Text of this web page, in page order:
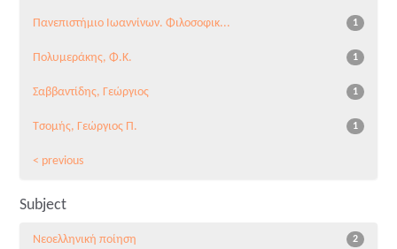
1
Πανεπιστήμιο Ιωαννίνων. Φιλοσοφικ...
1
Πολυμεράκης, Φ.Κ.
1
Σαββαντίδης, Γεώργιος
1
Τσομής, Γεώργιος Π.
< previous
Subject
2
Νεοελληνική ποίηση